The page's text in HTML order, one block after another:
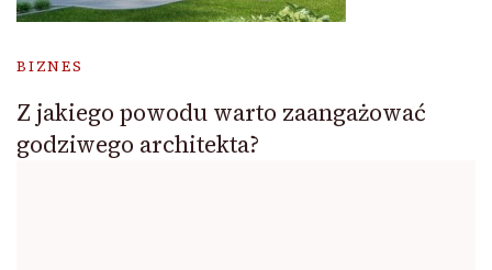
BIZNES
Z jakiego powodu warto zaangażować
godziwego architekta?